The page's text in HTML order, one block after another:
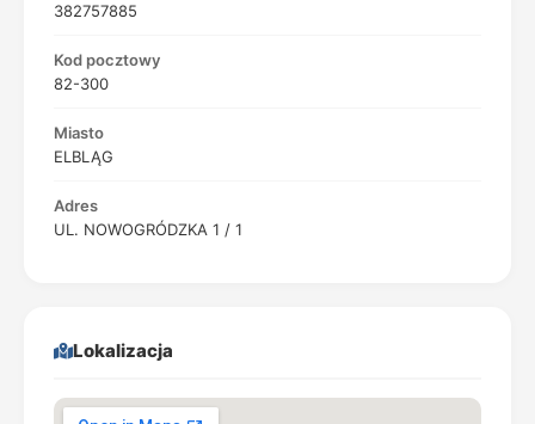
382757885
Kod pocztowy
82-300
Miasto
ELBLĄG
Adres
UL. NOWOGRÓDZKA 1 / 1
Lokalizacja